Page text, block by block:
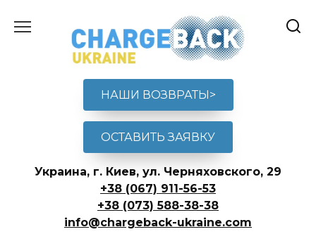
содержанию
НАШИ ВОЗВРАТЫ>
ОСТАВИТЬ ЗАЯВКУ
Украина, г. Киев, ул. Черняховского, 29
+38 (067) 911-56-53
+38 (073) 588-38-38
info@chargeback-ukraine.com